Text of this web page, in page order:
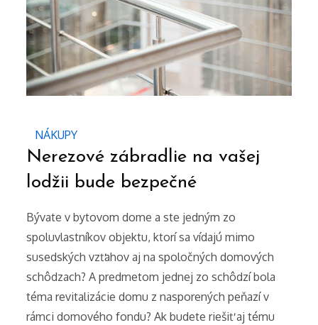
NÁKUPY
Nerezové zábradlie na vašej
lodžii bude bezpečné
Bývate v bytovom dome a ste jedným zo
spoluvlastníkov objektu, ktorí sa vídajú mimo
susedských vzťahov aj na spoločných domových
schôdzach? A predmetom jednej zo schôdzí bola
téma revitalizácie domu z nasporených peňazí v
rámci domového fondu? Ak budete riešiť aj tému